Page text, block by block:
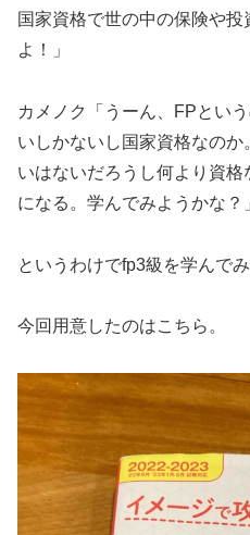
国家資格で世の中の保険や
よ！」
カメノク「うーん、FPとい
いしかないし国家資格なの
いはないだろうし何より資
になる。学んでみようかな？
というわけでfp3級を学んで
今回用意したのはこちら。